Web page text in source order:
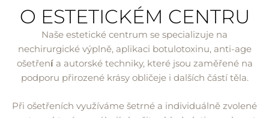
O ESTETICKÉM CENTRU
Naše estetické centrum se specializuje na
nechirurgické výplně, aplikaci botulotoxinu, anti-age
ošetřenía autorské techniky, které jsou zaměřené na
podporu přirozené krásy obličeje i dalších částí těla.
Při ošetřeních využíváme šetrné a individuálně zvolené